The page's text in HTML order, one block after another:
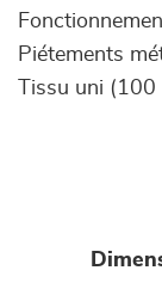
Piétements
Tissu uni